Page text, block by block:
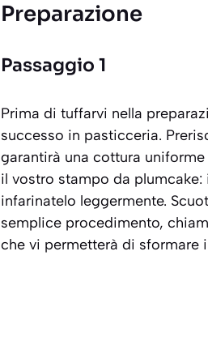
Preparazione
Passaggio 1
Prima di tuffarvi nella
successo in pasticceria.
garantirà una cottura
il vostro stampo da
infarinatelo leggermente.
semplice procedimento,
che vi permetterà di sformare